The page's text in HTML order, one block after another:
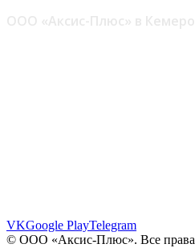
VKGoogle PlayTelegram
© ООО «Аксис-Плюс». Все